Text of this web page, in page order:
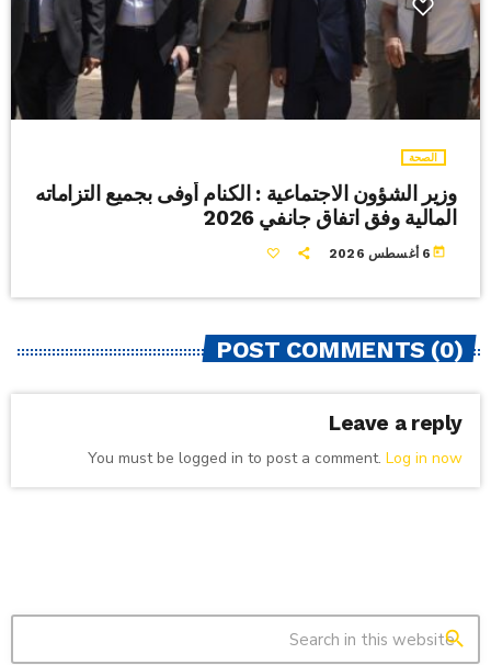
الصحة
وزير الشؤون الاجتماعية : الكنام أوفى بجميع التزاماته
المالية وفق اتفاق جانفي 2026
today 6 أغسطس 2026
POST COMMENTS (0)
Leave a reply
You must be logged in to post a comment. Log in now
search